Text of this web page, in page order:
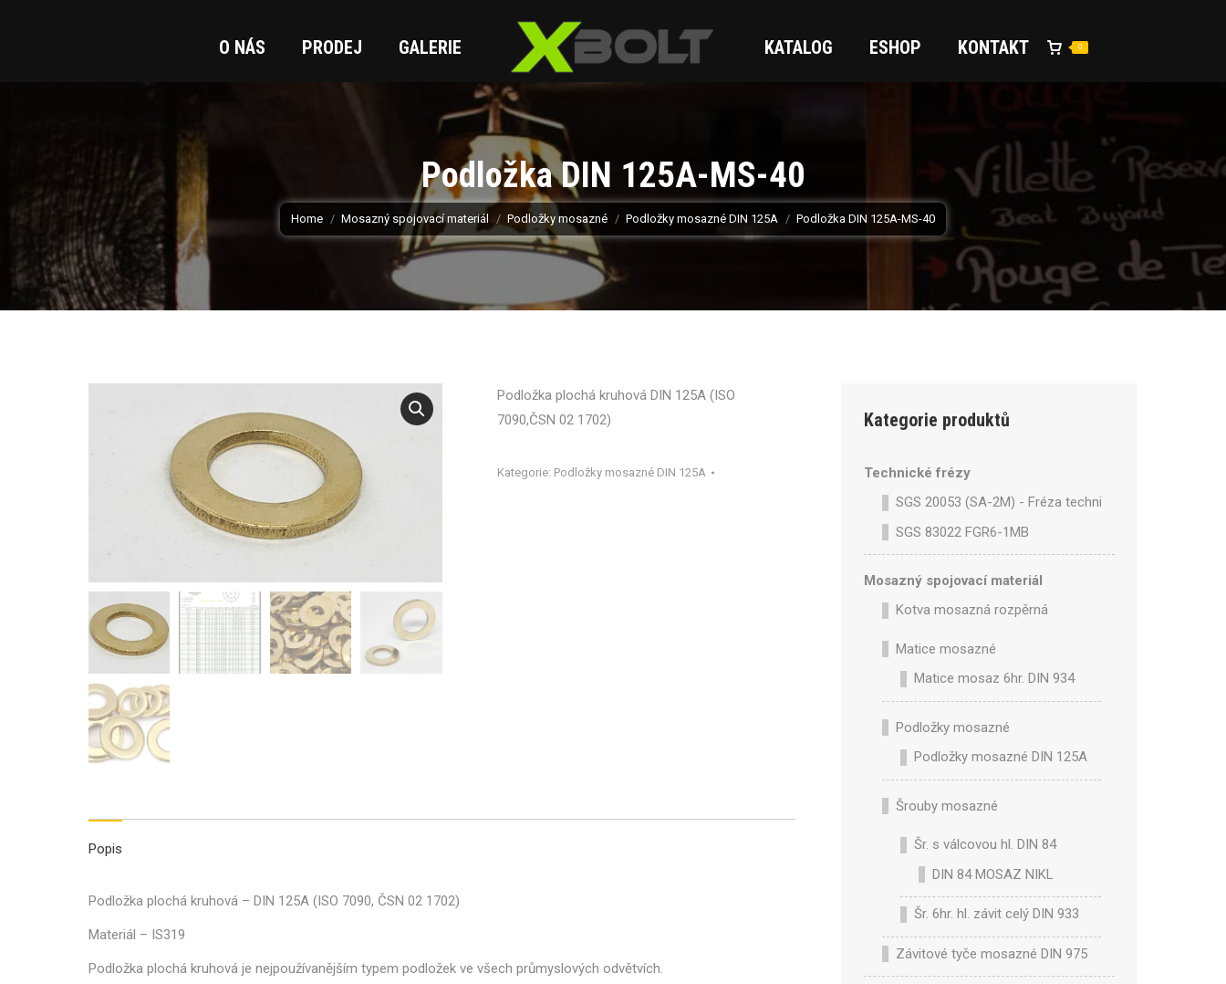
O NÁS PRODEJ GALERIE KATALOG ESHOP KONTAKT 0
Podložka DIN 125A-MS-40
You are here:
Home Mosazný spojovací materiál Podložky mosazné Podložky mosazné DIN 125A Podložka DIN 125A-MS-40
Podložka plochá kruhová DIN 125A (ISO
7090,ČSN 02 1702)
Kategorie: Podložky mosazné DIN 125A
Popis
Podložka plochá kruhová – DIN 125A (ISO 7090, ČSN 02 1702)
Materiál – IS319
Podložka plochá kruhová je nejpoužívanějším typem podložek ve všech průmyslových odvětvích.
Kategorie produktů
Technické frézy
SGS 20053 (SA-2M) - Fréza technická SA-2M válcová
SGS 83022 FGR6-1MB
Mosazný spojovací materiál
Kotva mosazná rozpěrná
Matice mosazné
Matice mosaz 6hr. DIN 934
Podložky mosazné
Podložky mosazné DIN 125A
Šrouby mosazné
Šr. s válcovou hl. DIN 84
DIN 84 MOSAZ NIKL
Šr. 6hr. hl. závit celý DIN 933
Závitové tyče mosazné DIN 975